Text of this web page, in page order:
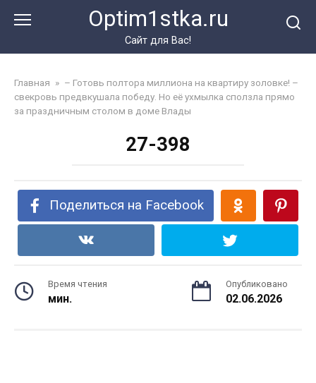
Optim1stka.ru
Сайт для Вас!
Главная » – Готовь полтора миллиона на квартиру золовке! –
свекровь предвкушала победу. Но её ухмылка сползла прямо
за праздничным столом в доме Влады
27-398
Поделиться на Facebook
Время чтения
мин.
Опубликовано
02.06.2026